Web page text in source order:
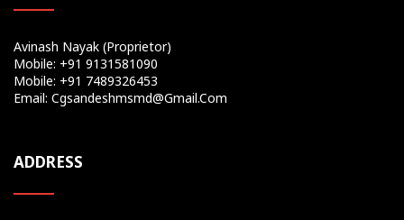
Avinash Nayak (Proprietor)
Mobile: +91 9131581090
Mobile: +91 7489326453
Email: Cgsandeshmsmd@gmail.com
ADDRESS